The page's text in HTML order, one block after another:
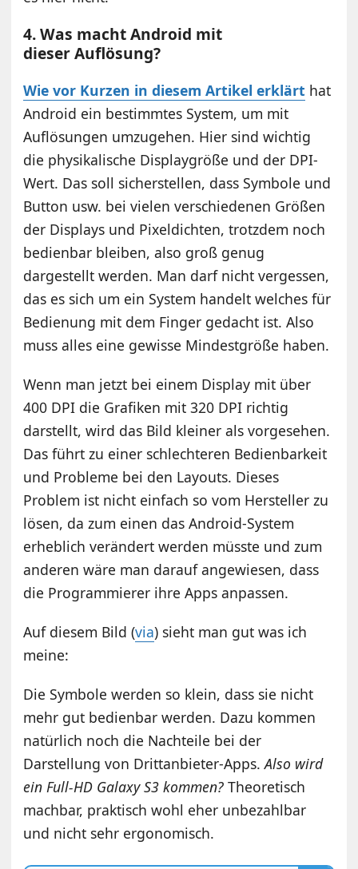
4. Was macht Android mit
dieser Auflösung?
Wie vor Kurzen in diesem Artikel erklärt hat
Android ein bestimmtes System, um mit
Auflösungen umzugehen. Hier sind wichtig
die physikalische Displaygröße und der DPI-
Wert. Das soll sicherstellen, dass Symbole und
Button usw. bei vielen verschiedenen Größen
der Displays und Pixeldichten, trotzdem noch
bedienbar bleiben, also groß genug
dargestellt werden. Man darf nicht vergessen,
das es sich um ein System handelt welches für
Bedienung mit dem Finger gedacht ist. Also
muss alles eine gewisse Mindestgröße haben.
Wenn man jetzt bei einem Display mit über
400 DPI die Grafiken mit 320 DPI richtig
darstellt, wird das Bild kleiner als vorgesehen.
Das führt zu einer schlechteren Bedienbarkeit
und Probleme bei den Layouts. Dieses
Problem ist nicht einfach so vom Hersteller zu
lösen, da zum einen das Android-System
erheblich verändert werden müsste und zum
anderen wäre man darauf angewiesen, dass
die Programmierer ihre Apps anpassen.
Auf diesem Bild (via) sieht man gut was ich
meine:
Die Symbole werden so klein, dass sie nicht
mehr gut bedienbar werden. Dazu kommen
natürlich noch die Nachteile bei der
Darstellung von Drittanbieter-Apps.Also wird
ein Full-HD Galaxy S3 kommen? Theoretisch
machbar, praktisch wohl eher unbezahlbar
und nicht sehr ergonomisch.